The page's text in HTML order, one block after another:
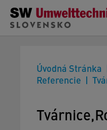
Skip to main content
Úvodná Stránka
Referencie